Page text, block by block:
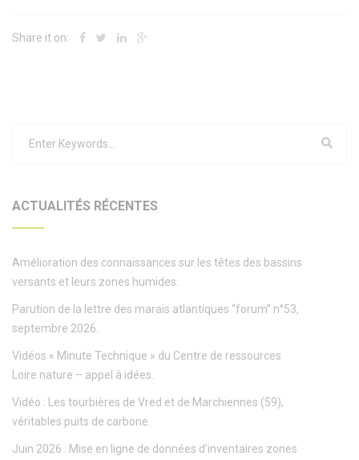
Share it on:
ACTUALITÉS RÉCENTES
Amélioration des connaissances sur les têtes des bassins
versants et leurs zones humides.
Parution de la lettre des marais atlantiques “forum” n°53,
septembre 2026.
Vidéos « Minute Technique » du Centre de ressources
Loire nature – appel à idées.
Vidéo : Les tourbières de Vred et de Marchiennes (59),
véritables puits de carbone.
Juin 2026 : Mise en ligne de données d’inventaires zones